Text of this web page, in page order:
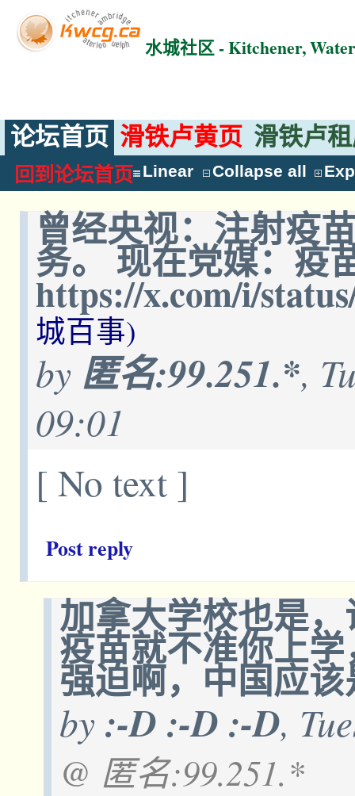
水城社区 - Kitchener,
论坛首页 滑铁卢黄页 滑铁卢
回到论坛首页 Linear Collapse all
曾经央视：注射疫
务。 现在党媒：疫
https://x.com/i/
城百事)
by 匿名:99.251.*,
09:01
[ No text ]
Post reply
加拿大学校也是
疫苗就不准你上
强迫啊，中国应
by :-D :-D :-D,
@ 匿名:99.251.*